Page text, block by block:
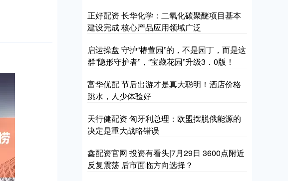
正好配资 长华化学：二氧化碳聚醚项目基本
建设完成 核心产品应用领域广泛
启运操盘 守护“椿萱园”的，不是园丁，而是这
群“隐形守护者”，“宝藏花园”升级3．0版！
富华优配 节后出游才是真大聪明！酒店价格
跳水，人少体验好
天行健配资 匈牙利总理：欧盟摆脱俄能源的
决定是重大战略错误
鑫配资官网 投资有看头|7月29日 3600点附近
反复震荡 后市面临方向选择？